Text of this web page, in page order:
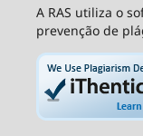
A RAS utiliza o
prevenção de